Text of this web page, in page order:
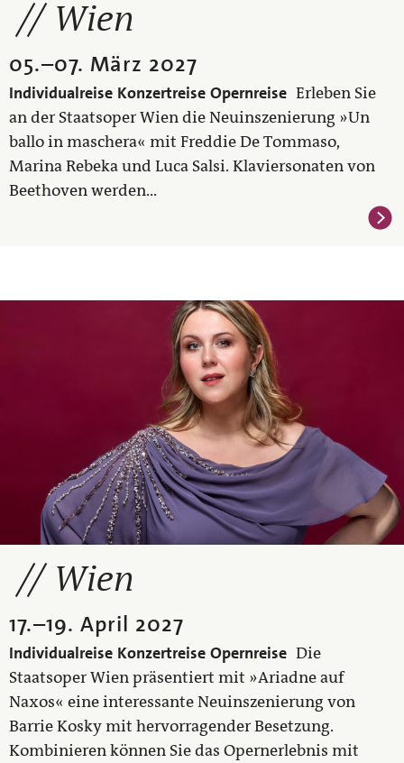
Wien
05.–07. März 2027
Individualreise Konzertreise Opernreise Erleben Sie
an der Staatsoper Wien die Neuinszenierung »Un
ballo in maschera« mit Freddie De Tommaso,
Marina Rebeka und Luca Salsi. Klaviersonaten von
Beethoven werden...
Wien
17.–19. April 2027
Individualreise Konzertreise Opernreise Die
Staatsoper Wien präsentiert mit »Ariadne auf
Naxos« eine interessante Neuinszenierung von
Barrie Kosky mit hervorragender Besetzung.
Kombinieren können Sie das Opernerlebnis mit